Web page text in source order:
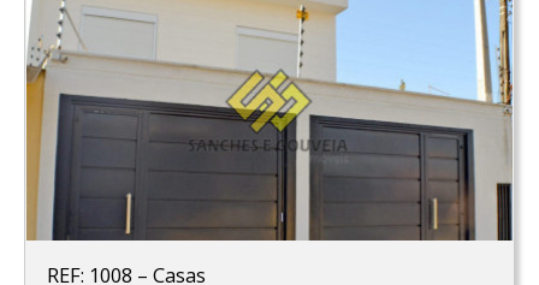
REF: 1008 – Casas